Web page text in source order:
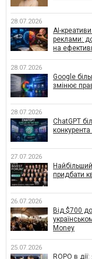
28.07.2026
AI-
реклами:
на
28.07.2026
Google
змінює
28.07.2026
ChatGPT
27.07.2026
придбати
26.07.2026
Від $700
Money
25.07.2026
ROPO в